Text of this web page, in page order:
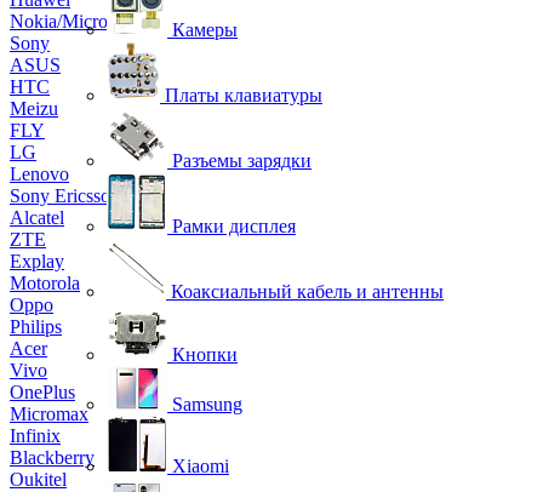
Nokia/Microsoft
Sony
ASUS
HTC
Meizu
FLY
LG
Lenovo
Sony Ericsson
Alcatel
ZTE
Explay
Motorola
Oppo
Philips
Acer
Vivo
OnePlus
Micromax
Infinix
Blackberry
Oukitel
Камеры
Платы клавиатуры
Разъемы зарядки
Рамки дисплея
Коаксиальный кабель и антенны
Кнопки
Samsung
Xiaomi